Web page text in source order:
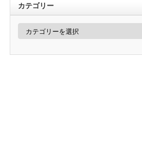
カテゴリー
カ
ー